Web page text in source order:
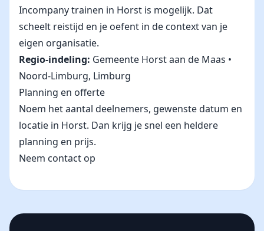
Incompany trainen in Horst is mogelijk. Dat
scheelt reistijd en je oefent in de context van je
eigen organisatie.
Regio-indeling: Gemeente Horst aan de Maas •
Noord-Limburg, Limburg
Planning en offerte
Noem het aantal deelnemers, gewenste datum en
locatie in Horst. Dan krijg je snel een heldere
planning en prijs.
Neem contact op